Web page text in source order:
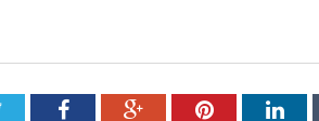
TwitterFacebookGoogle+Pinterest